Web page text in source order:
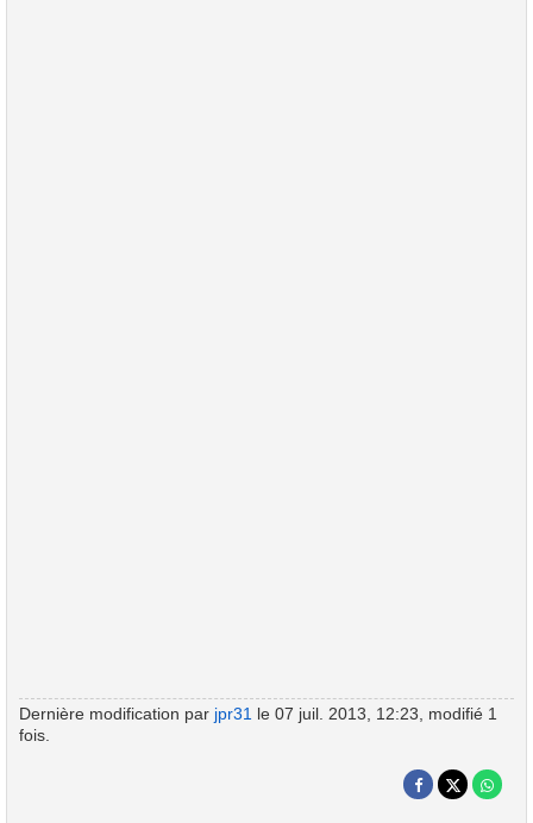
Dernière modification par jpr31 le 07 juil. 2013, 12:23, modifié 1
fois.